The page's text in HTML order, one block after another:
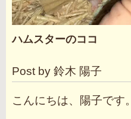
ハムスターのココ
Post by 鈴木 陽子
こんにちは、陽子です。